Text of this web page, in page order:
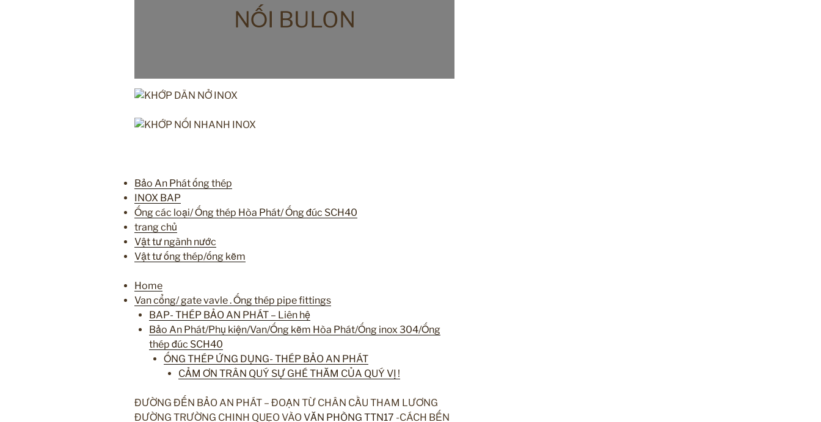
NỐI BULON
Bảo An Phát ống thép
INOX BAP
Ống các loại/ Ống thép Hòa Phát/ Ống đúc SCH40
trang chủ
Vật tư ngành nước
Vật tư ống thép/ống kẽm
Home
Van cổng/ gate vavle . Ống thép pipe fittings
BAP- THÉP BẢO AN PHÁT – Liên hệ
Bảo An Phát/Phụ kiện/Van/Ống kẽm Hòa Phát/Ống inox 304/Ống
thép đúc SCH40
ỐNG THÉP ỨNG DỤNG- THÉP BẢO AN PHÁT
CẢM ƠN TRÂN QUÝ SỰ GHÉ THĂM CỦA QUÝ VỊ !
ĐƯỜNG ĐẾN BẢO AN PHÁT – ĐOẠN TỪ CHÂN CẦU THAM LƯƠNG
ĐƯỜNG TRƯỜNG CHINH QUẸO VÀOVĂN PHÒNG TTN17 -CÁCH BẾN